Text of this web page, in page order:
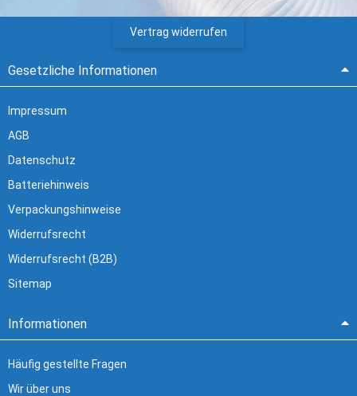
Vertrag widerrufen
Gesetzliche Informationen
Impressum
AGB
Datenschutz
Batteriehinweis
Verpackungshinweise
Widerrufsrecht
Widerrufsrecht (B2B)
Sitemap
Informationen
Häufig gestellte Fragen
Wir über uns